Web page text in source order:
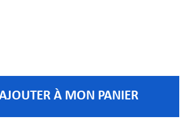
À MON PANIER